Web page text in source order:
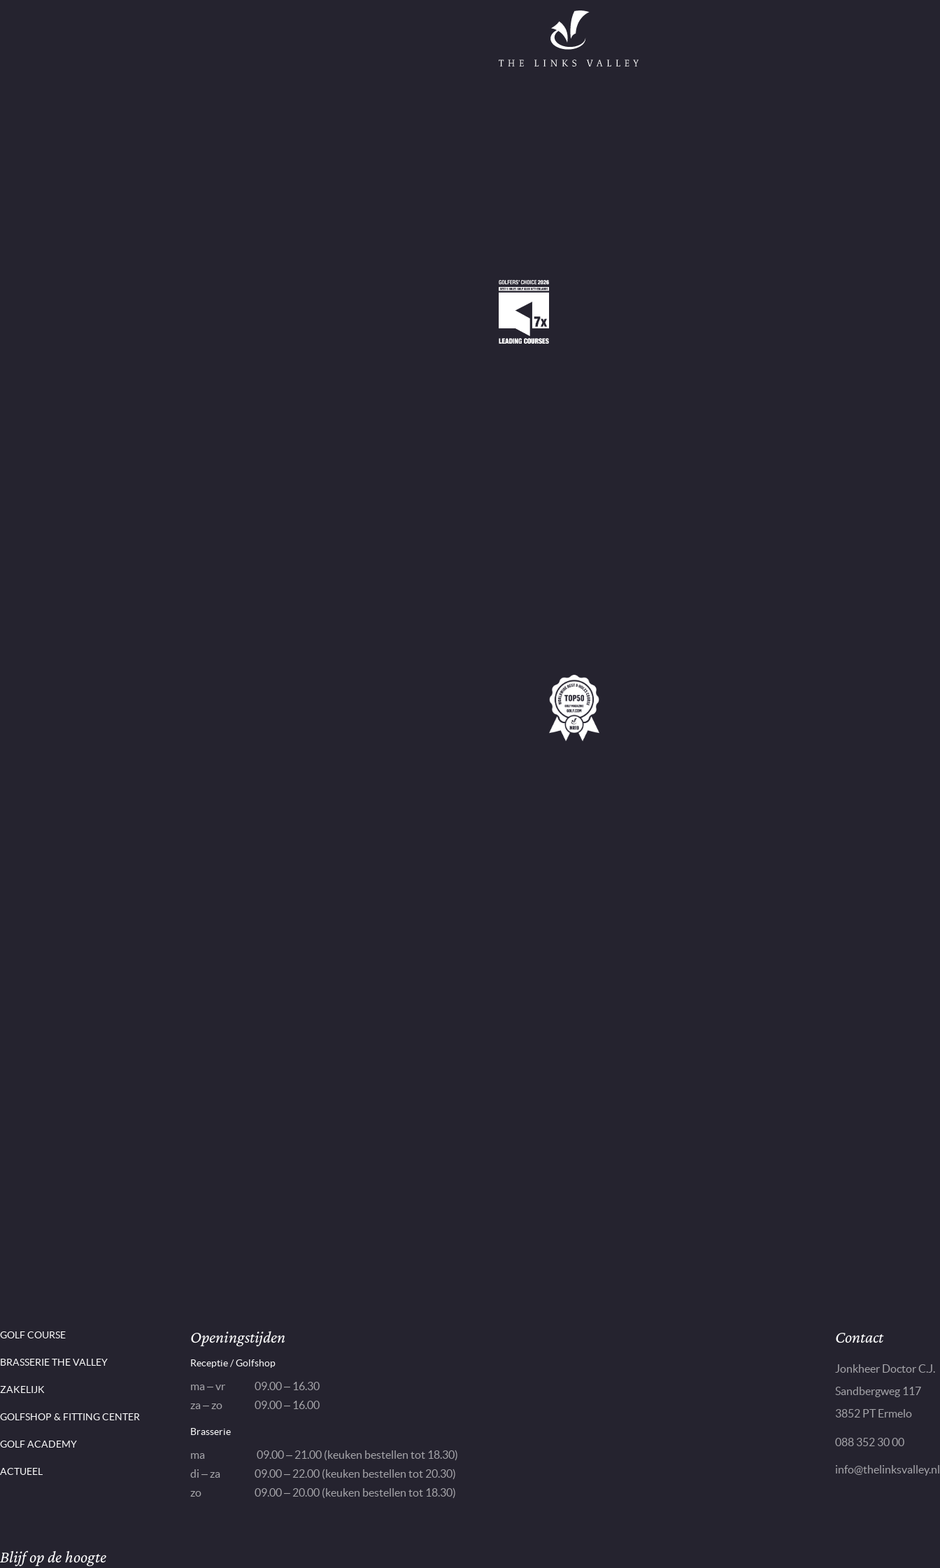
GOLF COURSE
BRASSERIE THE VALLEY
ZAKELIJK
GOLFSHOP & FITTING CENTER
GOLF ACADEMY
ACTUEEL
Openingstijden
Receptie / Golfshop
ma – vr
09.00 – 16.30
za – zo
09.00 – 16.00
Brasserie
ma
09.00 – 21.00 (keuken bestellen tot 18.30)
di – za
09.00 – 22.00 (keuken bestellen tot 20.30)
zo
09.00 – 20.00 (keuken bestellen tot 18.30)
Contact
Jonkheer Doctor C.J.
Sandbergweg 117
3852 PT Ermelo
088 352 30 00
info@thelinksvalley.nl
Nieuwsbrief
Blijf op de hoogte